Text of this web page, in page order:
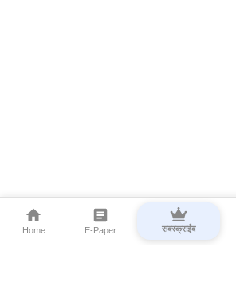
Home E-Paper सबस्क्राईब